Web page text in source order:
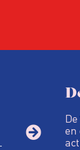
en